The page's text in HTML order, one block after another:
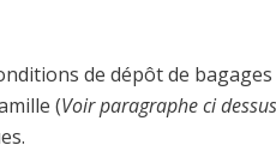
de dépôt de
(Voir paragraphe ci dessus